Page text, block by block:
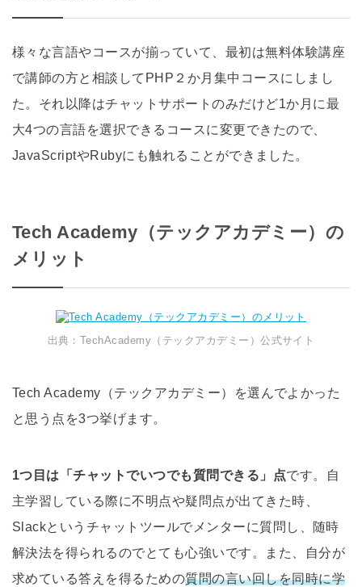
様々な言語やコースが揃っていて、最初は無料体験講座
で講師の方と相談してPHP２か月集中コースにしまし
た。それ以降はチャットサポートのみだけど1か月に最
大4つの言語を選択できるコースに変更できたので、
JavaScriptやRubyにも触れることができました。
Tech Academy（テックアカデミー）の
メリット
出典：TechAcademy（テックアカデミー）公式サイト
Tech Academy（テックアカデミー）を選んでよかった
と思う点を3つ挙げます。
1つ目は「チャットでいつでも質問できる」点です。自
主学習している際に不明点や疑問点が出てきた時、
Slackというチャットツールでメンターに質問し、随時
解決法を得られるのでとても心強いです。また、自分が
求めている答えを得るための質問の言い回しを同時に学